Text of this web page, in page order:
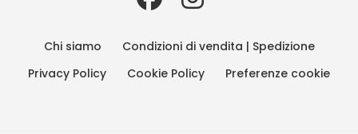
Chi siamo
Condizioni di vendita | Spedizione
Privacy Policy
Cookie Policy Preferenze cookie